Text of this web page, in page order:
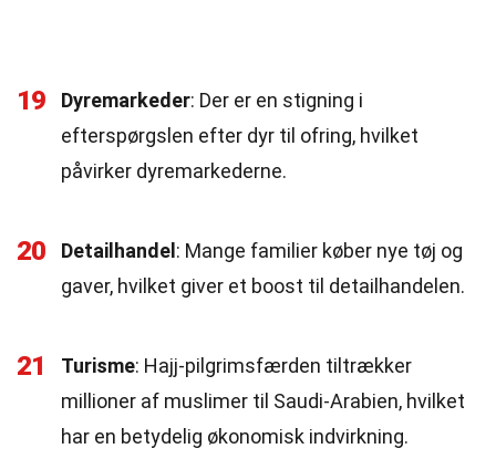
19 Dyremarkeder: Der er en stigning i
efterspørgslen efter dyr til ofring, hvilket
påvirker dyremarkederne.
20 Detailhandel : Mange familier køber nye tøj og
gaver, hvilket giver et boost til detailhandelen.
21 Turisme: Hajj-pilgrimsfærden tiltrækker
millioner af muslimer til Saudi-Arabien, hvilket
har en betydelig økonomisk indvirkning.